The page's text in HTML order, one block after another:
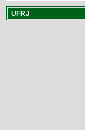
UFRJ